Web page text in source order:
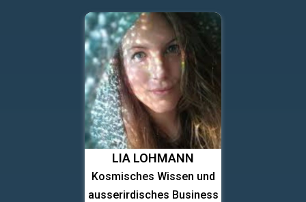
LIA LOHMANN
Kosmisches Wissen und
ausserirdisches Business